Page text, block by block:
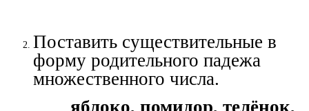
Поставить существительные в
форму родительного падежа
множественного числа.
яблоко, помидор, телёнок,